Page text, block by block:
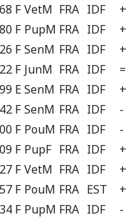
F VetM FRA IDF
F PupM FRA IDF
F SenM FRA IDF
F JunM FRA IDF
E SenM FRA IDF
F SenM FRA IDF
-
F PouM FRA IDF
-
F PupF FRA IDF
F VetM FRA IDF
F PouM FRA EST
F PupM FRA IDF
-